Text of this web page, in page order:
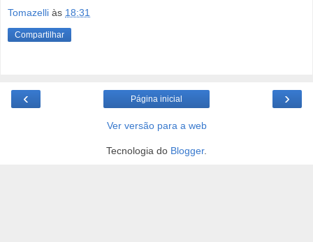
Tomazelli às 18:31
Compartilhar
‹ ›
Página inicial
Ver versão para a web
Tecnologia do Blogger.